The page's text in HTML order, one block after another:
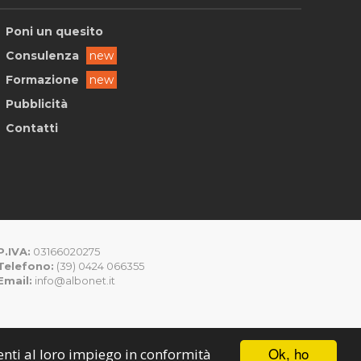
Ok, ho
al loro impiego in conformità
Poni un quesito
Consulenza
new
Formazione
new
Pubblicità
Contatti
03166020275
(39) 0424 066355
info@albonet.it